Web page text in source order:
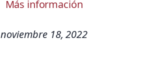
Más información
noviembre 18, 2022